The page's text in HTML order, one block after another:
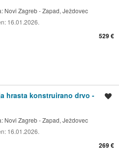
Novi Zagreb - Zapad, Ježdovec
16.01.2026.
529 €
hrasta konstruirano drvo -
Novi Zagreb - Zapad, Ježdovec
16.01.2026.
269 €